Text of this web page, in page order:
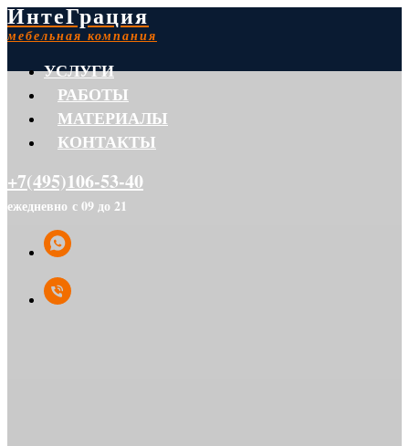
ИнтеГрация
мебельная компания
УСЛУГИ
РАБОТЫ
МАТЕРИАЛЫ
КОНТАКТЫ
+7(495)106-53-40
ежедневно с 09 до 21